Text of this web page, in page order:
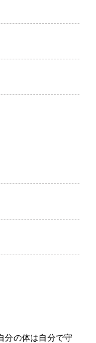
分の体は自分で守